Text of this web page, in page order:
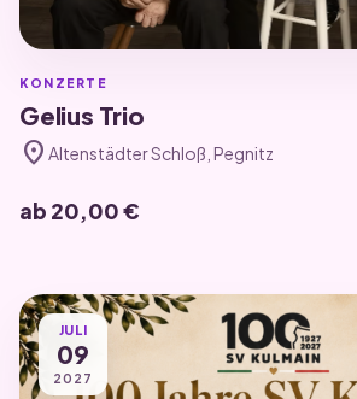
KONZERTE
Gelius Trio
location_on Altenstädter Schloß, Pegnitz
ab 20,00 €
JULI
09
2027